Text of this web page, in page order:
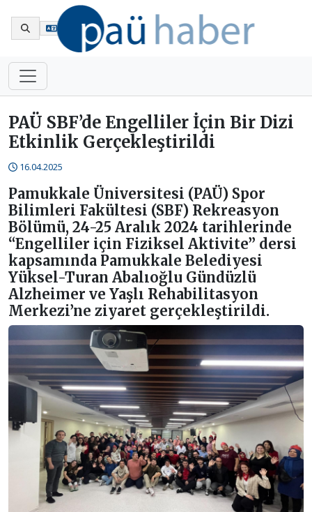
PAÜ SBF’de Engelliler İçin Bir Dizi
Etkinlik Gerçekleştirildi
16.04.2025
Pamukkale Üniversitesi (PAÜ) Spor
Bilimleri Fakültesi (SBF) Rekreasyon
Bölümü, 24-25 Aralık 2024 tarihlerinde
“Engelliler için Fiziksel Aktivite” dersi
kapsamında Pamukkale Belediyesi
Yüksel-Turan Abalıoğlu Gündüzlü
Alzheimer ve Yaşlı Rehabilitasyon
Merkezi’ne ziyaret gerçekleştirildi.